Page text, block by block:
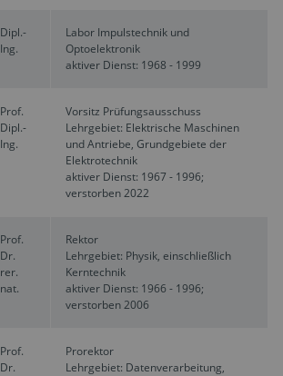
Dipl.-
Ing.
Labor Impulstechnik und
Optoelektronik
aktiver Dienst: 1968 - 1999
Prof.
Dipl.-
Ing.
Vorsitz Prüfungsausschuss
Lehrgebiet: Elektrische Maschinen
und Antriebe, Grundgebiete der
Elektrotechnik
aktiver Dienst: 1967 - 1996;
verstorben 2022
Prof.
Dr.
rer.
nat.
Rektor
Lehrgebiet: Physik, einschließlich
Kerntechnik
aktiver Dienst: 1966 - 1996;
verstorben 2006
Prof.
Dr.
Prorektor
Lehrgebiet: Datenverarbeitung,